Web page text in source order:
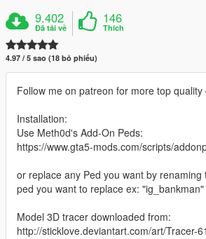
9.402
Đã tải về
146
Thích
4.97 / 5 sao (18 bỏ phiếu)
Follow me on patreon for more top
Installation:
Use Meth0d's Add-On Peds:
https://www.gta5-mods.com/scripts/
or replace any Ped you want by
ped you want to replace ex: "ig_bankman"
Model 3D tracer downloaded from:
http://sticklove.deviantart.com/art/Tracer-